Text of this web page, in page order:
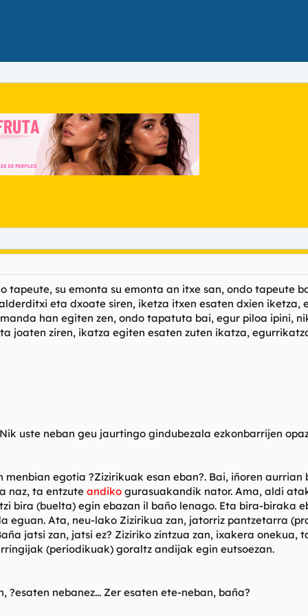
tapeute, su emonta su emonta an itxe san, ondo tapeute
eta dxoate siren, iketza itxen esaten dxien iketza,
han egiten zen, ondo tapatuta bai, egur piloa ipini,
joaten ziren, ikatza egiten esaten zuten ikatza,
uste neban geu jaurtingo gindubezala ezkonbarrijen
egotia ?Zizirikuak esan eban?. Bai, iñoren
naz, ta entzute andiko gurasuakandik nator. Ama, aldi
bira (buelta) egin ebazan il baño lenago. Eta bira-biraka
eguan. Ata, neu-lako Zizirikua zan, jatorriz pantzetarra
jatsi zan, jatsi ez? Ziziriko zintzua zan, ixakera
(periodikuak) goraltz andijak egin eutsoezan.
?esaten nebanez... Zer esaten ete-neban, baña?